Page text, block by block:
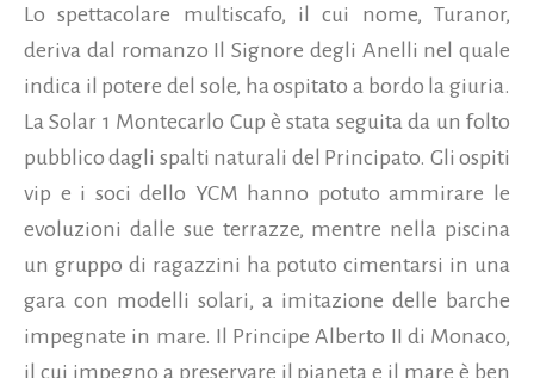
Lo spettacolare multiscafo, il cui nome, Turanor,
deriva dal romanzo Il Signore degli Anelli nel quale
indica il potere del sole, ha ospitato a bordo la giuria.
La Solar 1 Montecarlo Cup è stata seguita da un folto
pubblico dagli spalti naturali del Principato. Gli ospiti
vip e i soci dello YCM hanno potuto ammirare le
evoluzioni dalle sue terrazze, mentre nella piscina
un gruppo di ragazzini ha potuto cimentarsi in una
gara con modelli solari, a imitazione delle barche
impegnate in mare. Il Principe Alberto II di Monaco,
il cui impegno a preservare il pianeta e il mare è ben